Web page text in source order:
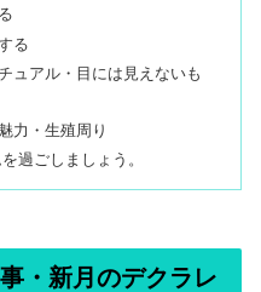
る
ュアル・目には見えないも
力・生殖周り
過ごしましょう。
・新月のデクラレ